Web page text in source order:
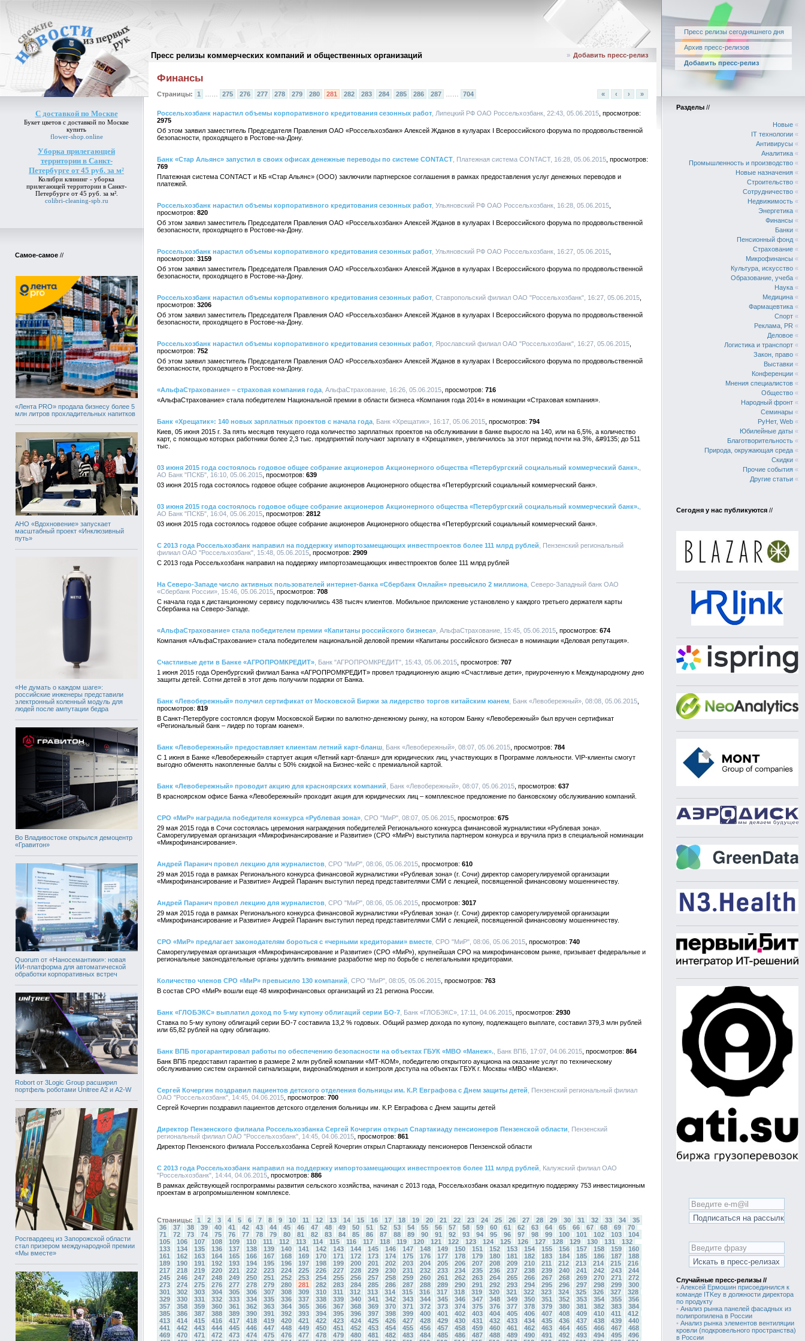
Пресс релизы коммерческих компаний и общественных организаций
Пресс релизы сегодняшнего дня
Архив пресс-релизов
Добавить пресс-релиз
С доставкой по Москве
Букет цветов с доставкой по Москве
купить
flower-shop.online
Уборка прилегающей
территории в Санкт-
Петербурге от 45 руб. за м²
Колибри клининг - уборка
прилегающей территории в Санкт-
Петербурге от 45 руб. за м².
colibri-cleaning-spb.ru
Самое-самое //
«Лента PRO» продала бизнесу более 5
млн литров прохладительных напитков
АНО «Вдохновение» запускает
масштабный проект «Инклюзивный
путь»
«Не думать о каждом шаге»:
российские инженеры представили
электронный коленный модуль для
людей после ампутации бедра
Во Владивостоке открылся демоцентр
«Гравитон»
Quorum от «Наносемантики»: новая
ИИ-платформа для автоматической
обработки корпоративных встреч
Robort от 3Logic Group расширил
портфель роботами Unitree A2 и A2-W
Росгвардеец из Запорожской области
стал призером международной премии
«Мы вместе»
Архив пресс-релизов// » Добавить пресс-релиз
Финансы
Страницы: 1 275 276 277 278 279 280 281 282 283 284 285 286 287 704 « ‹ › »
Россельхозбанк нарастил объемы корпоративного кредитования сезонных работ , Липецкий РФ ОАО Россельхозбанк, 22:43, 05.06.2015
2975
Об этом заявил заместитель Председателя Правления ОАО «Россельхозбанк» Алексей Жданов в кулуарах I Всероссийского форума по продовольственной
безопасности, проходящего в Ростове-на-Дону.
Банк «Стар Альянс» запустил в своих офисах денежные переводы по системе CONTACT , Платежная система CONTACT, 16:28, 05.06.2015
769
Платежная система CONTACT и КБ «Стар Альянс» (ООО) заключили партнерское соглашения в рамках предоставления услуг денежных переводов и
платежей.
Россельхозбанк нарастил объемы корпоративного кредитования сезонных работ , Ульяновский РФ ОАО Россельхозбанк, 16:28, 05.06.2015
820
Об этом заявил заместитель Председателя Правления ОАО «Россельхозбанк» Алексей Жданов в кулуарах I Всероссийского форума по продовольственной
безопасности, проходящего в Ростове-на-Дону.
Россельхозбанк нарастил объемы корпоративного кредитования сезонных работ , Ульяновский РФ ОАО Россельхозбанк, 16:27, 05.06.2015
3159
Об этом заявил заместитель Председателя Правления ОАО «Россельхозбанк» Алексей Жданов в кулуарах I Всероссийского форума по продовольственной
безопасности, проходящего в Ростове-на-Дону.
Россельхозбанк нарастил объемы корпоративного кредитования сезонных работ , Ставропольский филиал ОАО "Россельхозбанк", 16:27, 05.06.2015
3206
Об этом заявил заместитель Председателя Правления ОАО «Россельхозбанк» Алексей Жданов в кулуарах I Всероссийского форума по продовольственной
безопасности, проходящего в Ростове-на-Дону.
Россельхозбанк нарастил объемы корпоративного кредитования сезонных работ , Ярославский филиал ОАО "Россельхозбанк", 16:27, 05.06.2015
752
Об этом заявил заместитель Председателя Правления ОАО «Россельхозбанк» Алексей Жданов в кулуарах I Всероссийского форума по продовольственной
безопасности, проходящего в Ростове-на-Дону.
«АльфаСтрахование» – страховая компания года , АльфаСтрахование, 16:26, 05.06.2015
716
«АльфаСтрахование» стала победителем Национальной премии в области бизнеса «Компания года 2014» в номинации «Страховая компания».
Банк «Хрещатик»: 140 новых зарплатных проектов с начала года , Банк «Хрещатик», 16:17, 05.06.2015
794
Киев, 05 июня 2015 г. За пять месяцев текущего года количество зарплатных проектов на обслуживании в банке выросло на 140, или на 6,5%, а количество
карт, с помощью которых работники более 2,3 тыс. предприятий получают зарплату в «Хрещатике», увеличилось за этот период почти на 3%, &#9135; до 511
тыс.
03 июня 2015 года состоялось годовое общее собрание акционеров Акционерного общества «Петербургский социальный коммерческий банк».
АО Банк "ПСКБ", 16:10, 05.06.2015
639
03 июня 2015 года состоялось годовое общее собрание акционеров Акционерного общества «Петербургский социальный коммерческий банк».
03 июня 2015 года состоялось годовое общее собрание акционеров Акционерного общества «Петербургский социальный коммерческий банк».
АО Банк "ПСКБ", 16:04, 05.06.2015
2812
03 июня 2015 года состоялось годовое общее собрание акционеров Акционерного общества «Петербургский социальный коммерческий банк».
С 2013 года Россельхозбанк направил на поддержку импортозамещающих инвестпроектов более 111 млрд рублей , Пензенский региональный
филиал ОАО "Россельхозбанк", 15:48, 05.06.2015
2909
С 2013 года Россельхозбанк направил на поддержку импортозамещающих инвестпроектов более 111 млрд рублей
На Северо-Западе число активных пользователей интернет-банка «Сбербанк Онлайн» превысило 2 миллиона , Северо-Западный банк ОАО
«Сбербанк России», 15:46, 05.06.2015
708
С начала года к дистанционному сервису подключились 438 тысяч клиентов. Мобильное приложение установлено у каждого третьего держателя карты
Сбербанка на Северо-Западе.
«АльфаСтрахование» стала победителем премии «Капитаны российского бизнеса» , АльфаСтрахование, 15:45, 05.06.2015
674
Компания «АльфаСтрахование» стала победителем национальной деловой премии «Капитаны российского бизнеса» в номинации «Деловая репутация».
Счастливые дети в Банке «АГРОПРОМКРЕДИТ» , Банк "АГРОПРОМКРЕДИТ", 15:43, 05.06.2015
707
1 июня 2015 года Оренбургский филиал Банка «АГРОПРОМКРЕДИТ» провел традиционную акцию «Счастливые дети», приуроченную к Международному дню
защиты детей. Сотни детей в этот день получили подарки от Банка.
Банк «Левобережный» получил сертификат от Московской Биржи за лидерство торгов китайским юанем , Банк «Левобережный», 08:08, 05.06.2015
819
В Санкт-Петербурге состоялся форум Московской Биржи по валютно-денежному рынку, на котором Банку «Левобережный» был вручен сертификат
«Региональный банк – лидер по торгам юанем».
Банк «Левобережный» предоставляет клиентам летний карт-бланш , Банк «Левобережный», 08:07, 05.06.2015
784
С 1 июня в Банке «Левобережный» стартует акция «Летний карт-бланш» для юридических лиц, участвующих в Программе лояльности. VIP-клиенты смогут
выгодно обменять накопленные баллы с 50% скидкой на Бизнес-кейс с премиальной картой.
Банк «Левобережный» проводит акцию для красноярских компаний , Банк «Левобережный», 08:07, 05.06.2015
637
В красноярском офисе Банка «Левобережный» проходит акция для юридических лиц – комплексное предложение по банковскому обслуживанию компаний.
СРО «МиР» наградила победителя конкурса «Рублевая зона» , СРО "МиР", 08:07, 05.06.2015
675
29 мая 2015 года в Сочи состоялась церемония награждения победителей Регионального конкурса финансовой журналистики «Рублевая зона».
Саморегулируемая организация «Микрофинансирование и Развитие» (СРО «МиР») выступила партнером конкурса и вручила приз в специальной номинации
«Микрофинансирование».
Андрей Паранич провел лекцию для журналистов , СРО "МиР", 08:06, 05.06.2015
610
29 мая 2015 года в рамках Регионального конкурса финансовой журналистики «Рублевая зона» (г. Сочи) директор саморегулируемой организации
«Микрофинансирование и Развитие» Андрей Паранич выступил перед представителями СМИ с лекцией, посвященной финансовому мошенничеству.
Андрей Паранич провел лекцию для журналистов , СРО "МиР", 08:06, 05.06.2015
3017
29 мая 2015 года в рамках Регионального конкурса финансовой журналистики «Рублевая зона» (г. Сочи) директор саморегулируемой организации
«Микрофинансирование и Развитие» Андрей Паранич выступил перед представителями СМИ с лекцией, посвященной финансовому мошенничеству.
СРО «МиР» предлагает законодателям бороться c «черными кредиторами» вместе , СРО "МиР", 08:06, 05.06.2015
740
Саморегулируемая организация «Микрофинансирование и Развитие» (СРО «МиР»), крупнейшая СРО на микрофинансовом рынке, призывает федеральные и
региональные законодательные органы уделить внимание разработке мер по борьбе с нелегальными кредиторами.
Количество членов СРО «МиР» превысило 130 компаний , СРО "МиР", 08:05, 05.06.2015
763
В состав СРО «МиР» вошли еще 48 микрофинансовых организаций из 21 региона России.
Банк «ГЛОБЭКС» выплатил доход по 5-му купону облигаций серии БО-7 , Банк «ГЛОБЭКС», 17:11, 04.06.2015
2930
Ставка по 5-му купону облигаций серии БО-7 составила 13,2 % годовых. Общий размер дохода по купону, подлежащего выплате, составил 379,3 млн рублей
или 65,82 рублей на одну облигацию.
Банк ВПБ прогарантировал работы по обеспечению безопасности на объектах ГБУК «МВО «Манеж». , Банк ВПБ, 17:07, 04.06.2015
864
Банк ВПБ предоставил гарантию в размере 2 млн рублей компании «МТ-КОМ», победителю открытого аукциона на оказание услуг по техническому
обслуживанию систем охранной сигнализации, видеонаблюдения и контроля доступа на объектах ГБУК г. Москвы «МВО «Манеж».
Сергей Кочергин поздравил пациентов детского отделения больницы им. К.Р. Евграфова с Днем защиты детей , Пензенский региональный филиал
ОАО "Россельхозбанк", 14:45, 04.06.2015
700
Сергей Кочергин поздравил пациентов детского отделения больницы им. К.Р. Евграфова с Днем защиты детей
Директор Пензенского филиала Россельхозбанка Сергей Кочергин открыл Спартакиаду пенсионеров Пензенской области , Пензенский
региональный филиал ОАО "Россельхозбанк", 14:45, 04.06.2015
861
Директор Пензенского филиала Россельхозбанка Сергей Кочергин открыл Спартакиаду пенсионеров Пензенской области
С 2013 года Россельхозбанк направил на поддержку импортозамещающих инвестпроектов более 111 млрд рублей , Калужский филиал ОАО
"Россельхозбанк", 14:44, 04.06.2015
886
В рамках действующей госпрограммы развития сельского хозяйства, начиная с 2013 года, Россельхозбанк оказал кредитную поддержку 753 инвестиционным
проектам в агропромышленном комплексе.
Страницы: 1 2 3 4 5 6 7 8 9 10 11 12 13 14 15 16 17 18 19 20 21 22 23 24 25 26 27 28 29 30 31 32 33 34
35
36
37 38 39 40 41 42 43 44 45 46 47 48 49 50 51 52 53 54 55 56 57 58 59 60 61 62 63 64 65 66 67 68 69
70
71
72 73 74 75 76 77 78 79 80 81 82 83 84 85 86 87 88 89 90 91 92 93 94 95 96 97 98 99 100 101 102 103
104
105
106 107 108 109 110 111 112 113 114 115 116 117 118 119 120 121 122 123 124 125 126 127 128 129 130 131
132
133
134 135 136 137 138 139 140 141 142 143 144 145 146 147 148 149 150 151 152 153 154 155 156 157 158 159
160
161
162 163 164 165 166 167 168 169 170 171 172 173 174 175 176 177 178 179 180 181 182 183 184 185 186 187
188
189
190 191 192 193 194 195 196 197 198 199 200 201 202 203 204 205 206 207 208 209 210 211 212 213 214 215
216
217
218 219 220 221 222 223 224 225 226 227 228 229 230 231 232 233 234 235 236 237 238 239 240 241 242 243
244
245
246 247 248 249 250 251 252 253 254 255 256 257 258 259 260 261 262 263 264 265 266 267 268 269 270 271
272
273
274 275 276 277 278 279 280 281 282 283 284 285 286 287 288 289 290 291 292 293 294 295 296 297 298 299
300
301
302 303 304 305 306 307 308 309 310 311 312 313 314 315 316 317 318 319 320 321 322 323 324 325 326 327
328
329
330 331 332 333 334 335 336 337 338 339 340 341 342 343 344 345 346 347 348 349 350 351 352 353 354 355
356
357
358 359 360 361 362 363 364 365 366 367 368 369 370 371 372 373 374 375 376 377 378 379 380 381 382 383
384
385
386 387 388 389 390 391 392 393 394 395 396 397 398 399 400 401 402 403 404 405 406 407 408 409 410 411
412
413
414 415 416 417 418 419 420 421 422 423 424 425 426 427 428 429 430 431 432 433 434 435 436 437 438 439
440
441
442 443 444 445 446 447 448 449 450 451 452 453 454 455 456 457 458 459 460 461 462 463 464 465 466 467
468
469
470 471 472 473 474 475 476 477 478 479 480 481 482 483 484 485 486 487 488 489 490 491 492 493 494 495
496
Разделы //
Новые «
IT технологии «
Антивирусы «
Аналитика «
Промышленность и производство «
Новые назначения «
Строительство «
Сотрудничество «
Недвижимость «
Энергетика «
Финансы «
Банки «
Пенсионный фонд «
Страхование «
Микрофинансы «
Культура, искусство «
Образование, учеба «
Наука «
Медицина «
Фармацевтика «
Спорт «
Реклама, PR «
Деловое «
Логистика и транспорт «
Закон, право «
Выставки «
Конференции «
Мнения специалистов «
Общество «
Народный фронт «
Семинары «
РуНет, Web «
Юбилейные даты «
Благотворительность «
Природа, окружающая среда «
Скидки «
Прочие события «
Другие статьи «
Сегодня у нас публикуются //
Случайные пресс-релизы //
• Алексей Ермошин присоединился к
команде ITKey в должности директора
по продукту
• Анализ рынка панелей фасадных из
полипропилена в России
• Анализ рынка элементов вентиляции
кровли (подкровельного пространства)
в России